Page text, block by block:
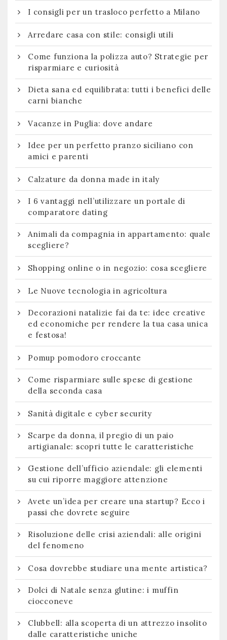
I consigli per un trasloco perfetto a Milano
Arredare casa con stile: consigli utili
Come funziona la polizza auto? Strategie per
risparmiare e curiosità
Dieta sana ed equilibrata: tutti i benefici delle
carni bianche
Vacanze in Puglia: dove andare
Idee per un perfetto pranzo siciliano con
amici e parenti
Calzature da donna made in italy
I 6 vantaggi nell’utilizzare un portale di
comparatore dating
Animali da compagnia in appartamento: quale
scegliere?
Shopping online o in negozio: cosa scegliere
Le Nuove tecnologia in agricoltura
Decorazioni natalizie fai da te: idee creative
ed economiche per rendere la tua casa unica
e festosa!
Pomup pomodoro croccante
Come risparmiare sulle spese di gestione
della seconda casa
Sanità digitale e cyber security
Scarpe da donna, il pregio di un paio
artigianale: scopri tutte le caratteristiche
Gestione dell’ufficio aziendale: gli elementi
su cui riporre maggiore attenzione
Avete un’idea per creare una startup? Ecco i
passi che dovrete seguire
Risoluzione delle crisi aziendali: alle origini
del fenomeno
Cosa dovrebbe studiare una mente artistica?
Dolci di Natale senza glutine: i muffin
ciocconeve
Clubbell: alla scoperta di un attrezzo insolito
dalle caratteristiche uniche